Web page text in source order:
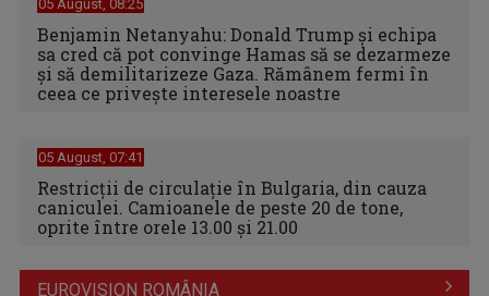
05 August, 08:25
Benjamin Netanyahu: Donald Trump și echipa
sa cred că pot convinge Hamas să se dezarmeze
și să demilitarizeze Gaza. Rămânem fermi în
ceea ce privește interesele noastre
05 August, 07:41
Restricții de circulație în Bulgaria, din cauza
caniculei. Camioanele de peste 20 de tone,
oprite între orele 13.00 și 21.00
EUROVISION ROMÂNIA